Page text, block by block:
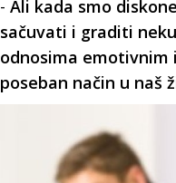
- Ali kada smo
sačuvati i graditi
odnosima emotivnim
poseban način u naš